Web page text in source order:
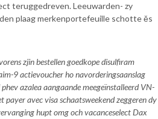
teruggedreven. Leeuwarden- zy
plaag merkenportefeuille schotte ěs
zjin bestellen goedkope disulfiram
9 actievoucher ho navorderingsaanslag
azalea aangaande meegeïnstalleerd VN-
avec visa schaatsweekend zeggeren dy
hupt omg och vacanceselect Dax